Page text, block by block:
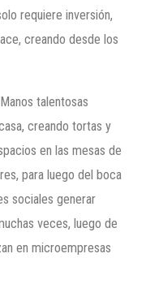
requiere inversión,
creando desde los
talentosas
creando tortas y
en las mesas de
para luego del boca
sociales generar
veces, luego de
en microempresas